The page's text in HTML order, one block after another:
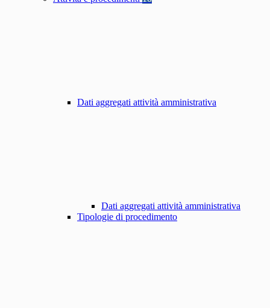
Dati aggregati attività amministrativa
Dati aggregati attività amministrativa
Tipologie di procedimento